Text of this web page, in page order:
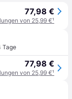
77,98 €
von 25,99 €¹
Tage
77,98 €
von 25,99 €¹